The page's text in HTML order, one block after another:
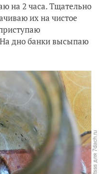
на 2 часа. Тщательно
их на чистое
На дно банки высыпаю